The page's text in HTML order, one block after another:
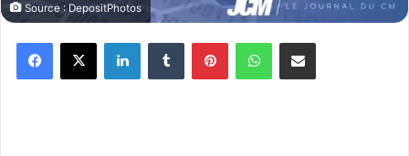
Source : DepositPhotos